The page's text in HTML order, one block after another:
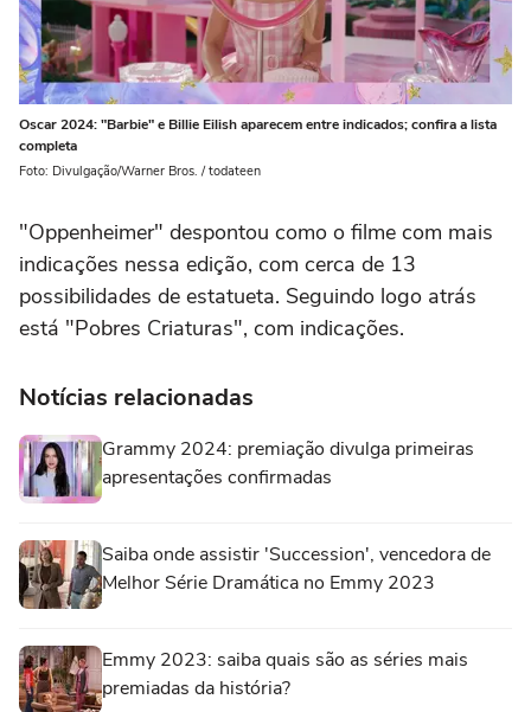
Oscar 2024: "Barbie" e Billie Eilish aparecem entre indicados; confira a lista
completa
Foto: Divulgação/Warner Bros. / todateen
"Oppenheimer" despontou como o filme com mais
indicações nessa edição, com cerca de 13
possibilidades de estatueta. Seguindo logo atrás
está "Pobres Criaturas", com indicações.
Notícias relacionadas
Grammy 2024: premiação divulga primeiras
apresentações confirmadas
Saiba onde assistir 'Succession', vencedora de
Melhor Série Dramática no Emmy 2023
Emmy 2023: saiba quais são as séries mais
premiadas da história?